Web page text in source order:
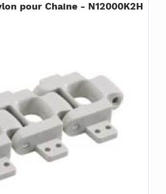
pour Chaine - N12000K2H